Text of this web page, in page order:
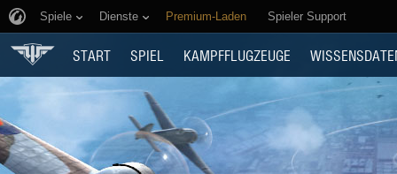
Spiele Dienste Premium-Laden Spieler Support
START SPIEL KAMPFFLUGZEUGE